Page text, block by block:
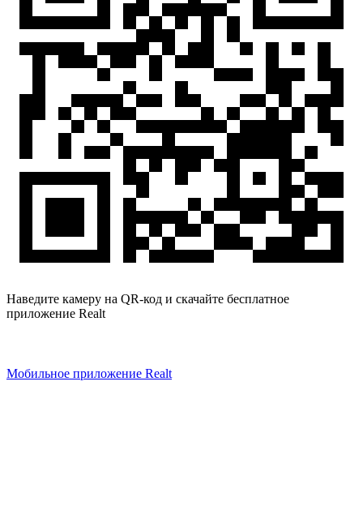
Наведите камеру на QR-код и скачайте бесплатное
приложение Realt
Мобильное приложение Realt